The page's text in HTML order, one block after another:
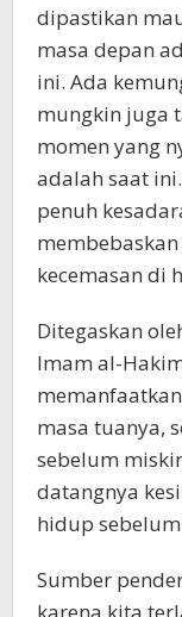
dipastikan
masa depan
ini. Ada
mungkin juga
momen yang
adalah saat
penuh
kecemasan di
Ditegaskan
Imam al-
masa tuanya,
sebelum
datangnya
hidup
Sumber
karena kita